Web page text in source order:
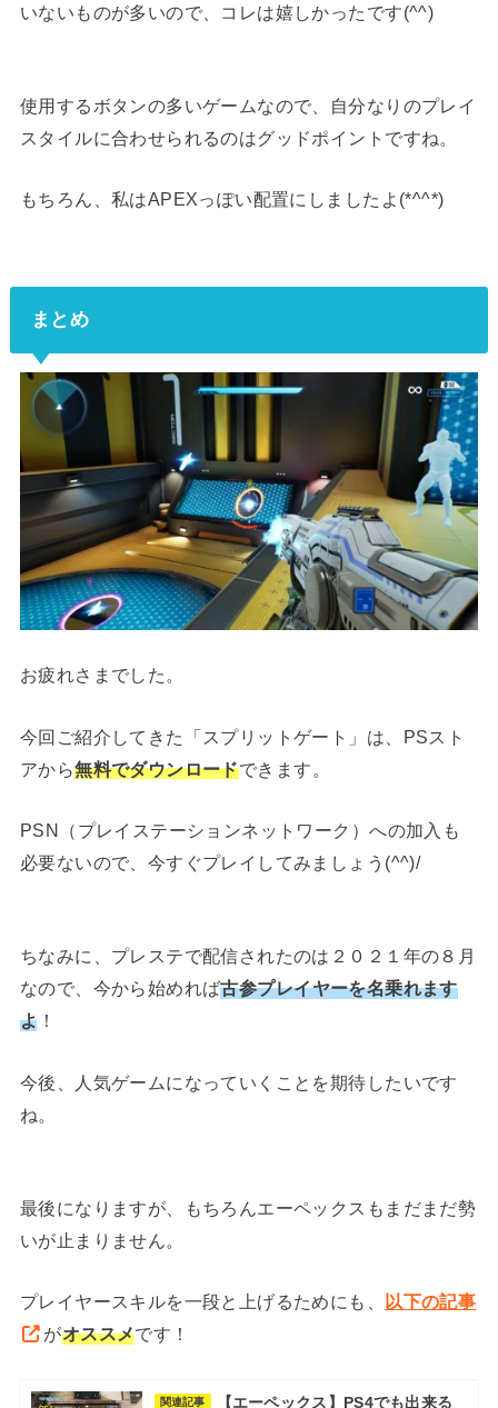
いないものが多いので、コレは嬉しかったです(^^)
使用するボタンの多いゲームなので、自分なりのプレイ
スタイルに合わせられるのはグッドポイントですね。
もちろん、私はAPEXっぽい配置にしましたよ(*^^*)
まとめ
お疲れさまでした。
今回ご紹介してきた「スプリットゲート」は、PSスト
アから無料でダウンロードできます。
PSN（プレイステーションネットワーク）への加入も
必要ないので、今すぐプレイしてみましょう(^^)/
ちなみに、プレステで配信されたのは２０２１年の８月
なので、今から始めれば古参プレイヤーを名乗れます
よ ！
今後、人気ゲームになっていくことを期待したいです
ね。
最後になりますが、もちろんエーペックスもまだまだ勢
いが止まりません。
プレイヤースキルを一段と上げるためにも、
以下の記事
がオススメです！
関連記事 【エーペックス】PS4でも出来る